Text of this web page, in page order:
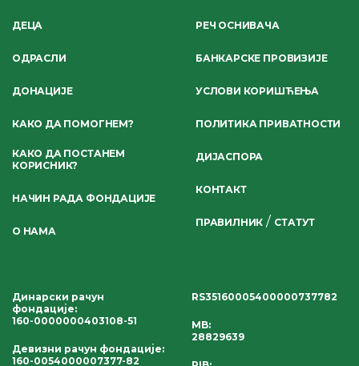
ДЕЦА
ОДРАСЛИ
ДОНАЦИЈЕ
КАКО ДА ПОМОГНЕМ?
КАКО ДА ПОСТАНЕМ
КОРИСНИК?
НАЧИН РАДА ФОНДАЦИЈЕ
О НАМА
РЕЧ ОСНИВАЧА
БАНКАРСКЕ ПРОВИЗИЈЕ
УСЛОВИ КОРИШЋЕЊА
ПОЛИТИКА ПРИВАТНОСТИ
ДИЈАСПОРА
КОНТАКТ
ПРАВИЛНИК / СТАТУТ
Динарски рачун
фондације:
160-0000000403108-51
Девизни рачун фондације:
160-0054000007377-82
RS35160005400000737782
MB:
28829639